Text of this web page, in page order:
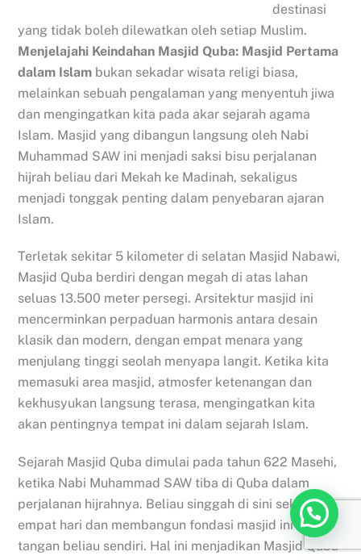
destinasi
yang tidak boleh dilewatkan oleh setiap Muslim.
Menjelajahi Keindahan Masjid Quba: Masjid Pertama
dalam Islam bukan sekadar wisata religi biasa,
melainkan sebuah pengalaman yang menyentuh jiwa
dan mengingatkan kita pada akar sejarah agama
Islam. Masjid yang dibangun langsung oleh Nabi
Muhammad SAW ini menjadi saksi bisu perjalanan
hijrah beliau dari Mekah ke Madinah, sekaligus
menjadi tonggak penting dalam penyebaran ajaran
Islam.
Terletak sekitar 5 kilometer di selatan Masjid Nabawi,
Masjid Quba berdiri dengan megah di atas lahan
seluas 13.500 meter persegi. Arsitektur masjid ini
mencerminkan perpaduan harmonis antara desain
klasik dan modern, dengan empat menara yang
menjulang tinggi seolah menyapa langit. Ketika kita
memasuki area masjid, atmosfer ketenangan dan
kekhusyukan langsung terasa, mengingatkan kita
akan pentingnya tempat ini dalam sejarah Islam.
Sejarah Masjid Quba dimulai pada tahun 622 Masehi,
ketika Nabi Muhammad SAW tiba di Quba dalam
perjalanan hijrahnya. Beliau singgah di sini selama
empat hari dan membangun fondasi masjid ini dengan
tangan beliau sendiri. Hal ini menjadikan Masjid Quba